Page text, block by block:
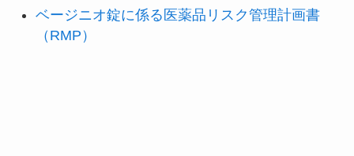
ベージニオ錠に係る医薬品リスク管理計画書
（RMP）